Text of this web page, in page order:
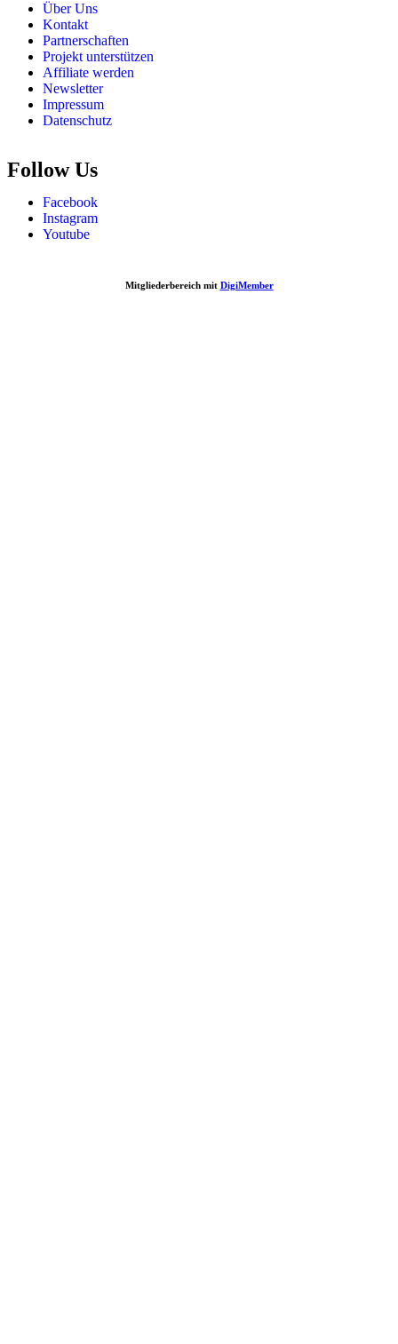
Über Uns
Kontakt
Partnerschaften
Projekt unterstützen
Affiliate werden
Newsletter
Impressum
Datenschutz
Follow Us
Facebook
Instagram
Youtube
Mitgliederbereich mit DigiMember